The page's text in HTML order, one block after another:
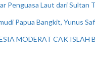
Penguasa Laut dari Sultan
Papua Bangkit, Yunus
MODERAT CAK